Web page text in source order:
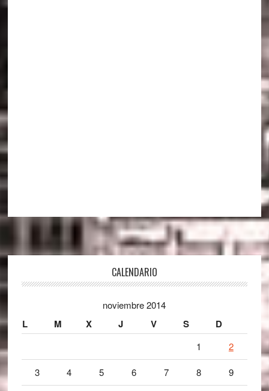
CALENDARIO
noviembre 2014
L M X J V S D
1 2
3 4 5 6 7 8 9